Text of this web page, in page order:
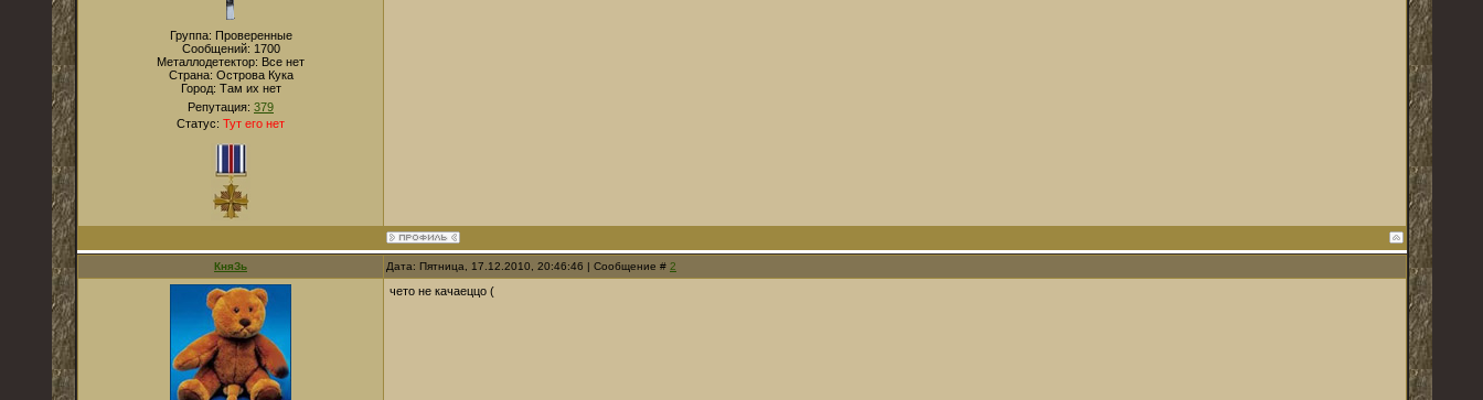
Группа: Проверенные
Сообщений: 1700
Металлодетектор: Все нет
Страна: Острова Кука
Город: Там их нет
Репутация: 379
Статус: Тут его нет
КняЗь Дата: Пятница, 17.12.2010, 20:46:46 | Сообщение # 2
чето не качаеццо (